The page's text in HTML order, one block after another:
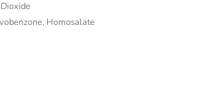
Homosalate